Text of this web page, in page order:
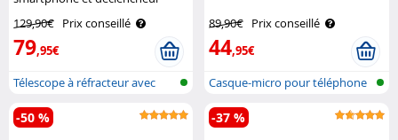
129,90€ Prix conseillé
79,95€
Télescope à réfracteur avec
support..
89,90€ Prix conseillé
44,95€
Casque-micro pour téléphone
(supra-..
-50 % -37 %